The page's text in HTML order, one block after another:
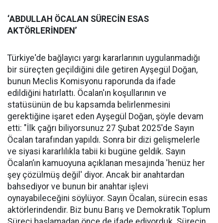
‘ABDULLAH ÖCALAN SÜRECİN ESAS
AKTÖRLERİNDEN’
Türkiye'de bağlayıcı yargı kararlarının uygulanmadığı
bir süreçten geçildiğini dile getiren Ayşegül Doğan,
bunun Meclis Komisyonu raporunda da ifade
edildiğini hatırlattı. Öcalan'ın koşullarının ve
statüsünün de bu kapsamda belirlenmesini
gerektiğine işaret eden Ayşegül Doğan, şöyle devam
etti: "İlk çağrı biliyorsunuz 27 Şubat 2025'de Sayın
Öcalan tarafından yapıldı. Sonra bir dizi gelişmelerle
ve siyasi kararlılıkla tabii ki bugüne geldik. Sayın
Öcalan’ın kamuoyuna açıklanan mesajında 'henüz her
şey çözülmüş değil' diyor. Ancak bir anahtardan
bahsediyor ve bunun bir anahtar işlevi
oynayabileceğini söylüyor. Sayın Öcalan, sürecin esas
aktörlerindendir. Biz bunu Barış ve Demokratik Toplum